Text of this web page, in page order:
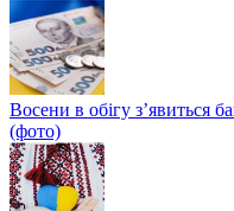
Восени в обігу з’явиться
(фото)